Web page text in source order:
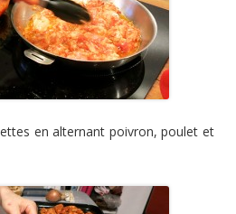
en alternant poivron, poulet et